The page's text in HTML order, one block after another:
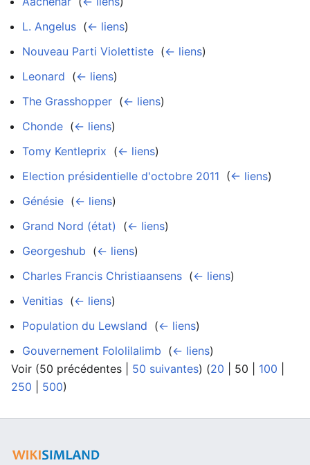
L. Angelus (← liens)
Nouveau Parti Violettiste (← liens)
Leonard (← liens)
The Grasshopper (← liens)
Chonde (← liens)
Tomy Kentleprix (← liens)
Election présidentielle d'octobre 2011 (← liens)
Génésie (← liens)
Grand Nord (état)
(← liens)
Georgeshub (← liens)
Charles Francis Christiaansens (← liens)
Venitias (← liens)
Population du Lewsland (← liens)
Gouvernement Fololilalimb (← liens)
Voir (50 précédentes 50 suivantes) (20 50 100
250
500)